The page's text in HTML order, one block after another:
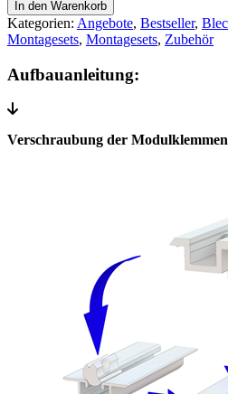
In den Warenkorb
Kategorien: Angebote, Bestseller,
Montagesets, Montagesets, Zubehör
Aufbauanleitung:
Verschraubung der